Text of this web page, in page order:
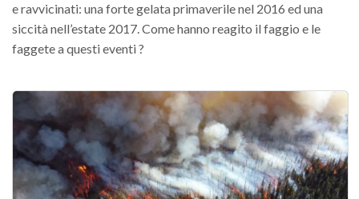
e ravvicinati: una forte gelata primaverile nel 2016 ed una
siccità nell’estate 2017. Come hanno reagito il faggio e le
faggete a questi eventi ?